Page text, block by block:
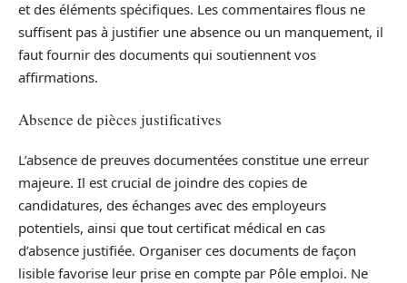
et des éléments spécifiques. Les commentaires flous ne
suffisent pas à justifier une absence ou un manquement, il
faut fournir des documents qui soutiennent vos
affirmations.
Absence de pièces justificatives
L’absence de preuves documentées constitue une erreur
majeure. Il est crucial de joindre des copies de
candidatures, des échanges avec des employeurs
potentiels, ainsi que tout certificat médical en cas
d’absence justifiée. Organiser ces documents de façon
lisible favorise leur prise en compte par Pôle emploi. Ne